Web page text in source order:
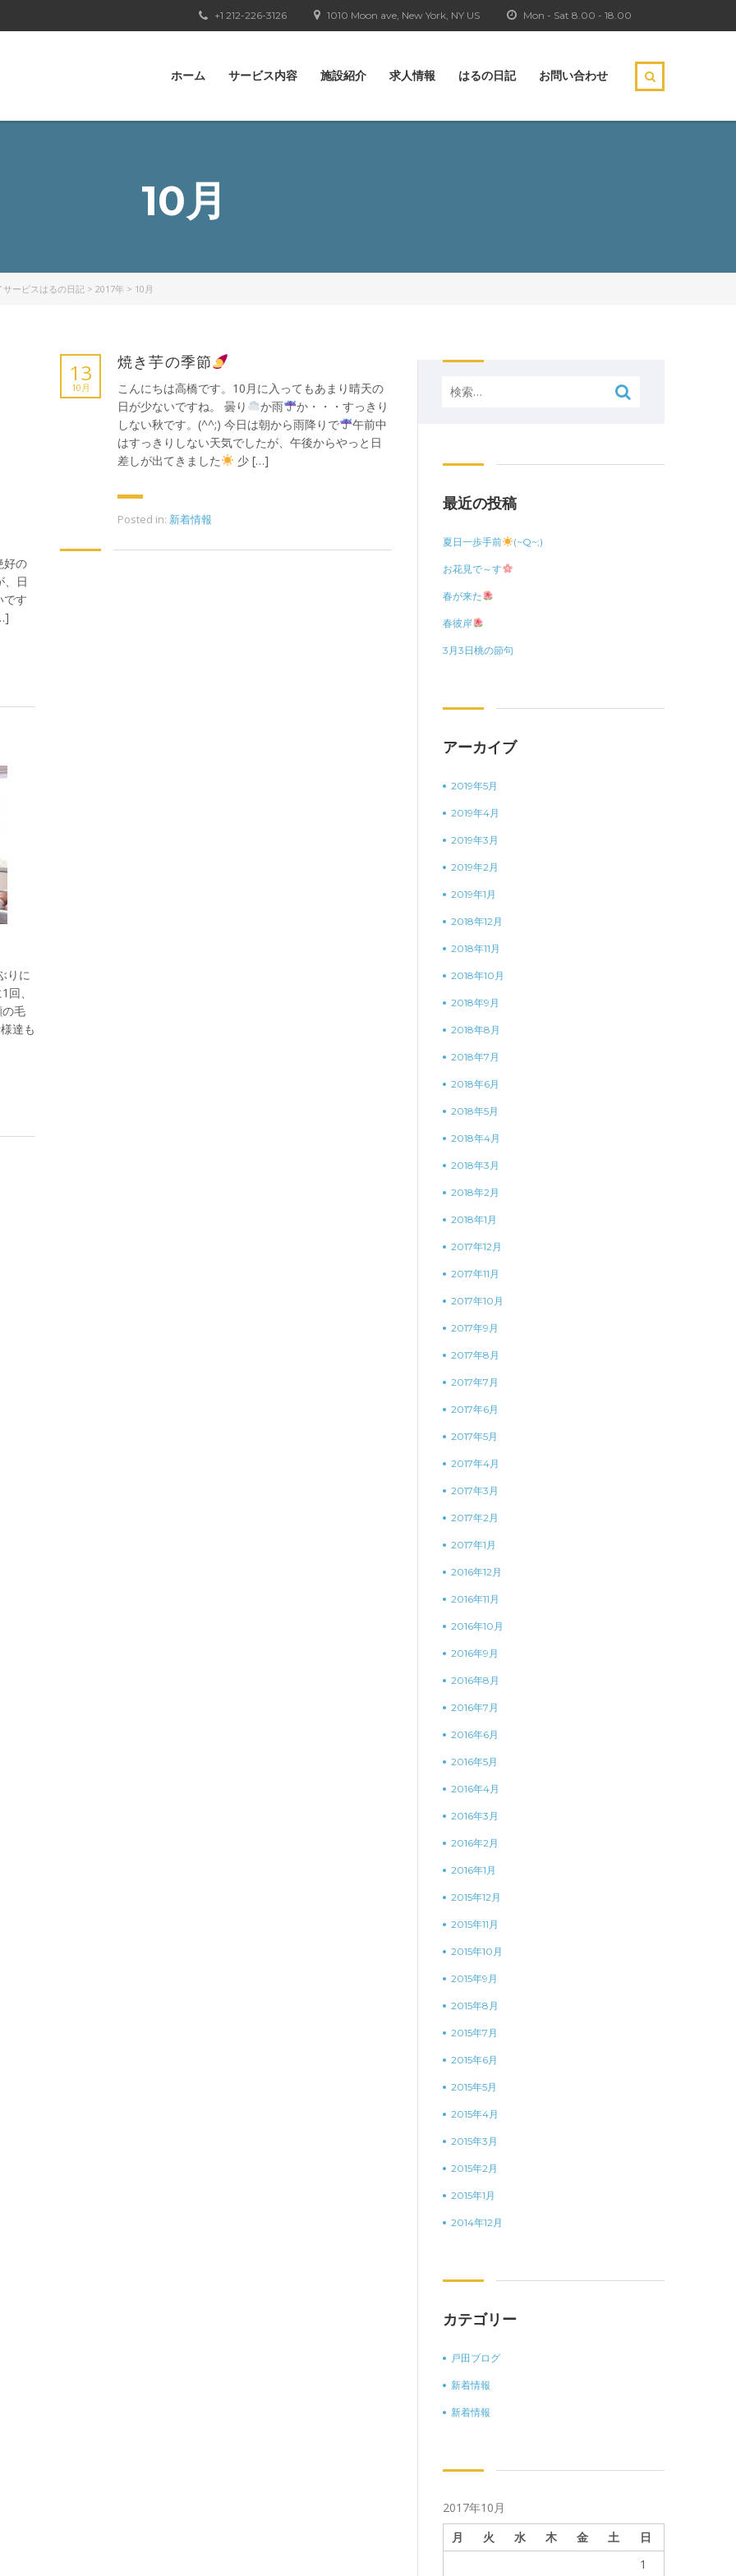
Mon - Sat 8.00 - 18.00
1010 Moon ave, New York, NY US
+1 212-226-3126
ホーム サービス内容 施設紹介 求人情報 はるの日記 お問い合わせ
10月
サービスはるの日記 > 2017年 > 10月
好の
、日
です
13
10月
焼き芋の季節
こんにちは高橋です。10月に入ってもあまり晴天の
日が少ないですね。 曇り
か雨
か・・・すっきり
しない秋です。(^^;) 今日は朝から雨降りで
午前中
はすっきりしない天気でしたが、午後からやっと日
差しが出てきました
少 […]
Posted in: 新着情報
りに
、
毛
達も
検
索:
最近の投稿
夏日一歩手前 (~Q~;)
お花見で～す
春が来た
春彼岸
3月3日桃の節句
アーカイブ
2019年5月
2019年4月
2019年3月
2019年2月
2019年1月
2018年12月
2018年11月
2018年10月
2018年9月
2018年8月
2018年7月
2018年6月
2018年5月
2018年4月
2018年3月
2018年2月
2018年1月
2017年12月
2017年11月
2017年10月
2017年9月
2017年8月
2017年7月
2017年6月
2017年5月
2017年4月
2017年3月
2017年2月
2017年1月
2016年12月
2016年11月
2016年10月
2016年9月
2016年8月
2016年7月
2016年6月
2016年5月
2016年4月
2016年3月
2016年2月
2016年1月
2015年12月
2015年11月
2015年10月
2015年9月
2015年8月
2015年7月
2015年6月
2015年5月
2015年4月
2015年3月
2015年2月
2015年1月
2014年12月
カテゴリー
戸田ブログ
新着情報
新着情報
2017年10月
月
火 水 木 金 土
日
1